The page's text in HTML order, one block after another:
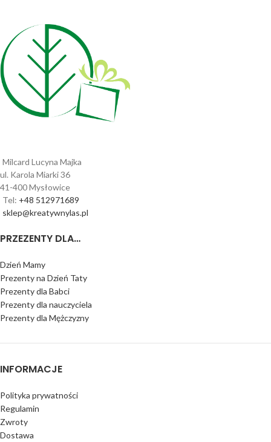
Milcard Lucyna Majka
ul. Karola Miarki 36
41-400 Mysłowice
Tel: +48 512971689
sklep@kreatywnylas.pl
PRZEZENTY DLA…
Dzień Mamy
Prezenty na Dzień Taty
Prezenty dla Babci
Prezenty dla nauczyciela
Prezenty dla Mężczyzny
INFORMACJE
Polityka prywatności
Regulamin
Zwroty
Dostawa